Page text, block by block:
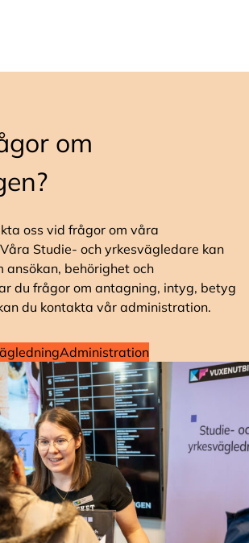
om
oss vid frågor om våra
Studie- och yrkesvägledare kan
ansökan, behörighet och
du frågor om antagning, intyg, betyg
du kontakta vår administration.
Administration